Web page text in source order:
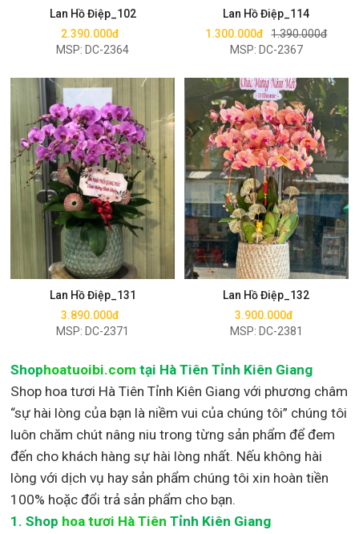
Lan Hồ Điệp_102
2.390.000đ
MSP: DC-2364
Lan Hồ Điệp_114
1.300.000đ 1.390.000đ
MSP: DC-2367
Lan Hồ Điệp_131
3.890.000đ
MSP: DC-2371
Mua ngay
Lan Hồ Điệp_132
3.900.000đ
MSP: DC-2381
Mua ngay
Shophoatuoibi.com tại Hà Tiên Tỉnh Kiên Giang
Shop hoa tươi Hà Tiên Tỉnh Kiên Giang với phương châm
“sự hài lòng của bạn là niềm vui của chúng tôi” chúng tôi
luôn chăm chút nâng niu trong từng sản phẩm để đem
đến cho khách hàng sự hài lòng nhất. Nếu không hài
lòng với dịch vụ hay sản phẩm chúng tôi xin hoàn tiền
100% hoặc đổi trả sản phẩm cho bạn.
1.Shop hoa tươi Hà Tiên Tỉnh Kiên Giang